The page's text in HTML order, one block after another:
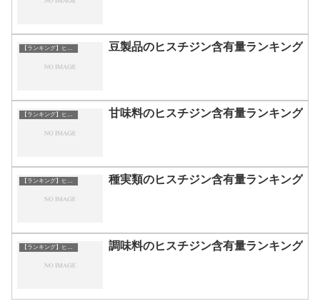
【ランキング】ヒスチジン 豆製品のヒスチジン含有量ランキング
【ランキング】ヒスチジン 甘味料のヒスチジン含有量ランキング
【ランキング】ヒスチジン 種実類のヒスチジン含有量ランキング
調味料のヒスチジン含有量ランキング